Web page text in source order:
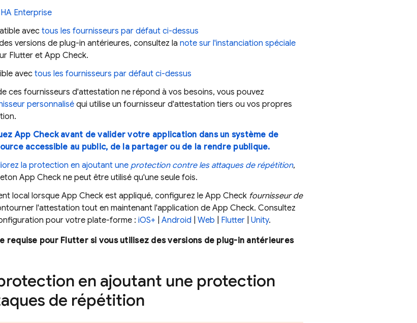
Enterprise
avectous les fournisseurs par défaut ci-dessus
versions de plug-in antérieures, consultez la note sur l'instanciation spéciale
Flutter etApp Check.
avectous les fournisseurs par défaut ci-dessus
ces fournisseurs d'attestation ne répond à vos besoins, vous pouvez
personnaliséqui utilise un fournisseur d'attestation tiers ou vos propres
App Checkavant de valider votre application dans un système de
accessible au public, de la partager ou de la rendre publique.
la protection en ajoutant une protection contre les attaques de répétition,
App Check ne peut être utilisé qu'une seule fois.
local lorsque App Check est appliqué, configurez le App Check fournisseur de
l'attestation tout en maintenant l'application de App Check. Consultez
pour votre plate-forme : iOS+ Android Web Flutter Unity.
requise pour Flutter si vous utilisez des versions de plug-in antérieures
en ajoutant une protection
de répétition